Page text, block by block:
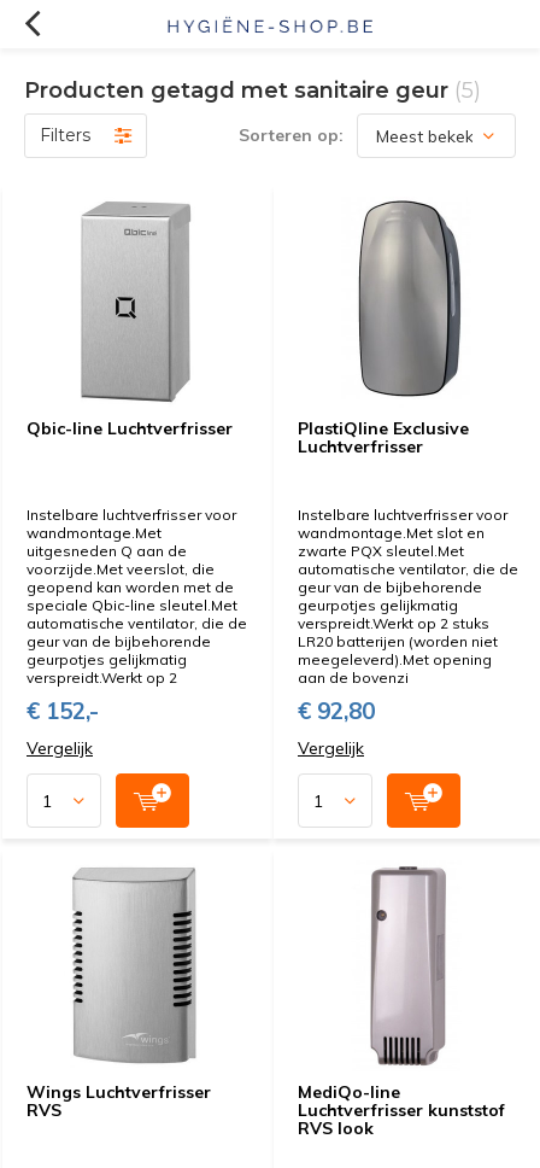
Producten getagd met sanitaire geur (5)
Filters Sorteren op:
Qbic-line Luchtverfrisser
Instelbare luchtverfrisser voor
wandmontage.Met
uitgesneden Q aan de
voorzijde.Met veerslot, die
geopend kan worden met de
speciale Qbic-line sleutel.Met
automatische ventilator, die de
geur van de bijbehorende
geurpotjes gelijkmatig
verspreidt.Werkt op 2
€ 152,-
Vergelijk
PlastiQline Exclusive
Luchtverfrisser
Instelbare luchtverfrisser voor
wandmontage.Met slot en
zwarte PQX sleutel.Met
automatische ventilator, die de
geur van de bijbehorende
geurpotjes gelijkmatig
verspreidt.Werkt op 2 stuks
LR20 batterijen (worden niet
meegeleverd).Met opening
aan de bovenzi
€ 92,80
Vergelijk
Wings Luchtverfrisser
RVS
MediQo-line
Luchtverfrisser kunststof
RVS look